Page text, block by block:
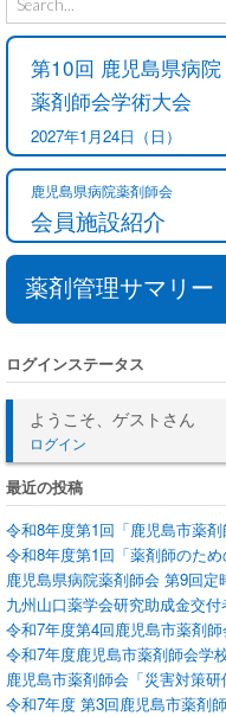
第10回 鹿児島県病院
薬剤師会学術大会
2027年1月24日（日）
鹿児島県病院薬剤師会
会員施設紹介
薬剤管理サマリー
ログインステータス
ようこそ、ゲストさん
ログイン
最近の投稿
令和8年度第1回「鹿児島市薬
令和8年度第1回「薬剤師のた
鹿児島県病院薬剤師会 第9回
九州山口薬学会研究助成金交
令和7年度第4回鹿児島市薬剤
令和7年度鹿児島市薬剤師会学
鹿児島市薬剤師会「災害対策
令和7年度 第3回鹿児島市薬剤